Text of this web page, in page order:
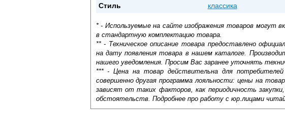
Стиль
классика
* - Используемые на сайте изображения товаров могут
в стандартную комплектацию товара.
** - Техническое описание товара предоставлено
на дату появления товара в нашем каталоге.
нашего уведомления. Просим Вас заранее уточнять
*** - Цена на товар действительна для
совершенно другая программа лояльности: цены на
зависят от таких факторов, как периодичность
обстоятельств. Подробнее про работу с юр.лицами